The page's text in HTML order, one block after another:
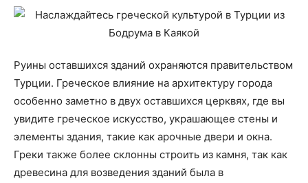
Руины оставшихся зданий охраняются правительством
Турции. Греческое влияние на архитектуру города
особенно заметно в двух оставшихся церквях, где вы
увидите греческое искусство, украшающее стены и
элементы здания, такие как арочные двери и окна.
Греки также более склонны строить из камня, так как
древесина для возведения зданий была в